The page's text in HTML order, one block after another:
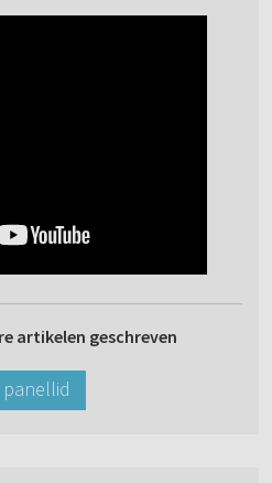
artikelen geschreven